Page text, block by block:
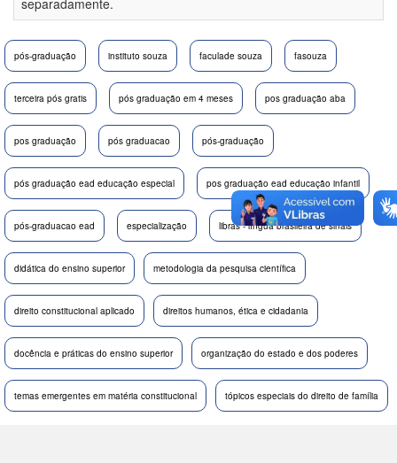
separadamente.
pós-graduação instituto souza faculade souza fasouza
terceira pós gratis pós graduação em 4 meses pos graduação aba
pos graduação pós graduacao pós-graduação
pós graduação ead educação especial pos graduação ead educação infantil
pós-graduacao ead especialização libras - língua brasileira de sinais
didática do ensino superior metodologia da pesquisa científica
direito constitucional aplicado direitos humanos, ética e cidadania
docência e práticas do ensino superior organização do estado e dos poderes
temas emergentes em matéria constitucional tópicos especiais do direito de família